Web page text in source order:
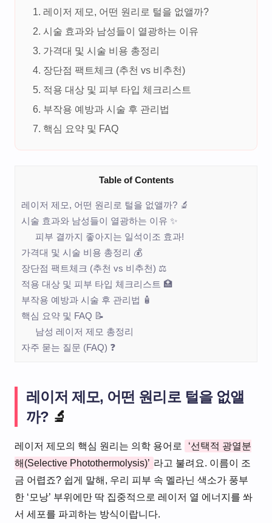
레이저 제모, 어떤 원리로 털을 없앨까?
시술 효과와 남성들이 열광하는 이유
가격대 및 시술 비용 총정리
장단점 팩트체크 (추천 vs 비추천)
적용 대상 및 피부 타입 체크리스트
부작용 예방과 시술 후 관리법
핵심 요약 및 FAQ
Table of Contents
레이저 제모, 어떤 원리로 털을 없앨까? 🔬
시술 효과와 남성들이 열광하는 이유 ✨
피부 결까지 좋아지는 일석이조 효과!
가격대 및 시술 비용 총정리 💰
장단점 팩트체크 (추천 vs 비추천) ⚖️
적용 대상 및 피부 타입 체크리스트 🏥
부작용 예방과 시술 후 관리법 🧴
핵심 요약 및 FAQ 📝
남성 레이저 제모 총정리
자주 묻는 질문 (FAQ) ❓
레이저 제모, 어떤 원리로 털을 없앨
까? 🔬
레이저 제모의 핵심 원리는 의학 용어로
‘선택적 광열분
해(Selective Photothermolysis)’ 라고 불려요. 이름이 조
금 어렵죠? 쉽게 말해, 우리 피부 속 멜라닌 색소가 풍부
한 ‘모낭’ 부위에만 딱 집중적으로 레이저 열 에너지를 쏴
서 세포를 파괴하는 방식이랍니다.